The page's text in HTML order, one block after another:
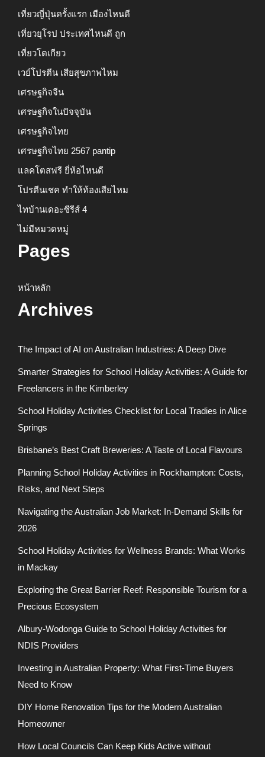
เที่ยวญี่ปุ่นครั้งแรก เมืองไหนดี
เที่ยวยุโรป ประเทศไหนดี ถูก
เที่ยวโตเกียว
เวย์โปรตีน เสียสุขภาพไหม
เศรษฐกิจจีน
เศรษฐกิจในปัจจุบัน
เศรษฐกิจไทย
เศรษฐกิจไทย 2567 pantip
แลคโตสฟรี ยี่ห้อไหนดี
โปรตีนเชค ทำให้ท้องเสียไหม
ไทบ้านเดอะซีรีส์ 4
ไม่มีหมวดหมู่
Pages
หน้าหลัก
Archives
The Impact of AI on Australian Industries: A Deep Dive
Smarter Strategies for School Holiday Activities: A Guide for
Freelancers in the Kimberley
School Holiday Activities Checklist for Local Tradies in Alice
Springs
Brisbane’s Best Craft Breweries: A Taste of Local Flavours
Planning School Holiday Activities in Rockhampton: Costs,
Risks, and Next Steps
Navigating the Australian Job Market: In-Demand Skills for
2026
School Holiday Activities for Wellness Brands: What Works
in Mackay
Exploring the Great Barrier Reef: Responsible Tourism for a
Precious Ecosystem
Albury-Wodonga Guide to School Holiday Activities for
NDIS Providers
Investing in Australian Property: What First-Time Buyers
Need to Know
DIY Home Renovation Tips for the Modern Australian
Homeowner
How Local Councils Can Keep Kids Active without